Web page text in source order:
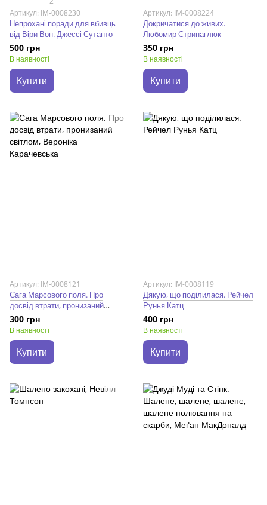
Артикул: IM-0008230
Непрохані поради для вбивць
від Віри Вон. Джессі Сутанто
500 грн
В наявності
Купити
Артикул: IM-0008224
Докричатися до живих.
Любомир Стринаглюк
350 грн
В наявності
Купити
Артикул: IM-0008121
Сага Марсового поля. Про
досвід втрати, пронизаний
світлом. Вероніка Карачевська
300 грн
В наявності
Купити
Артикул: IM-0008119
Дякую, що поділилася. Рейчел
Рунья Катц
400 грн
В наявності
Купити